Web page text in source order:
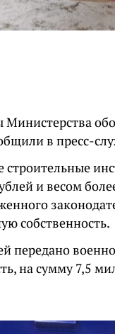
Министерства
в пресс-
и весом
собственность.
передано
на сумму 7,5